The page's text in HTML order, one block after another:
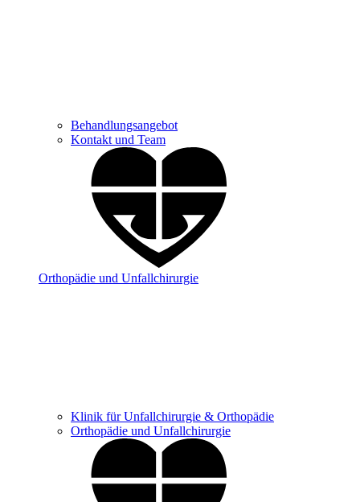
Behandlungsangebot
Kontakt und Team
Orthopädie und Unfallchirurgie
Klinik für Unfallchirurgie & Orthopädie
Orthopädie und Unfallchirurgie